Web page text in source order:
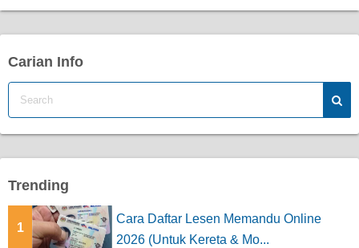
Carian Info
Trending
1
Cara Daftar Lesen Memandu Online
2026 (Untuk Kereta & Mo...